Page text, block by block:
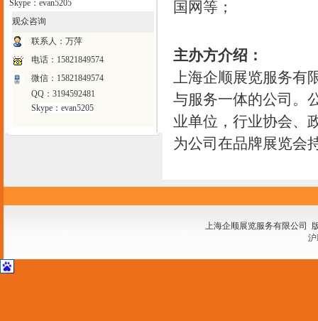
Skype：evan5205
观众咨询
联系人：万萍
电话：15821849574
微信：15821849574
QQ：3194592481
Skype：evan5205
国网等；
主办方介绍：
上海企顺展览服务有
与服务一体的公司。
业单位，行业协会、
为公司在品牌展览会
上海企顺展览服务有限公司
沪